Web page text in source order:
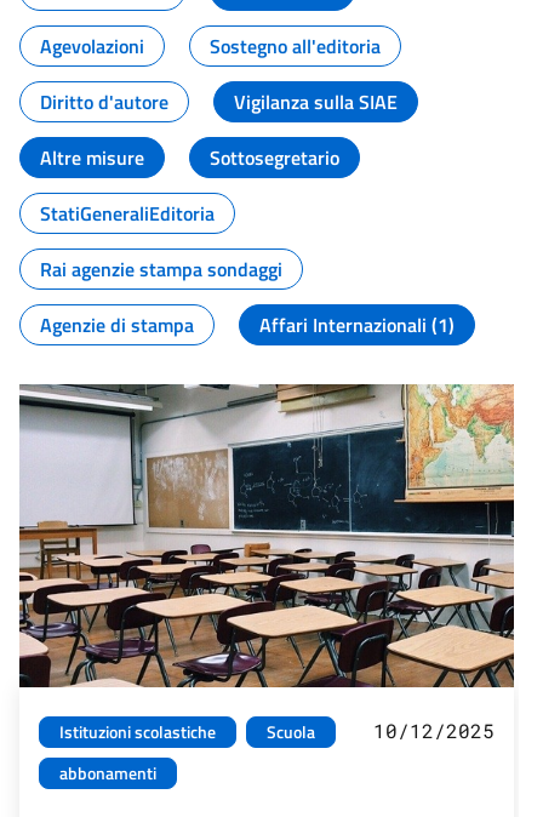
Agevolazioni
Sostegno all'editoria
Diritto d'autore
Vigilanza sulla SIAE
Altre misure
Sottosegretario
StatiGeneraliEditoria
Rai agenzie stampa sondaggi
Agenzie di stampa
Affari Internazionali (1)
Istituzioni scolastiche
Scuola
abbonamenti
10/12/2025